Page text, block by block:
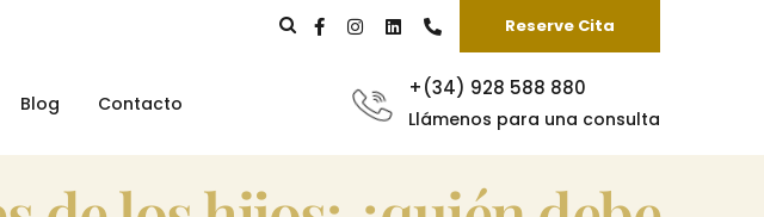
Reserve Cita
Blog Contacto
+(34) 928 588 880
Llámenos para una consulta